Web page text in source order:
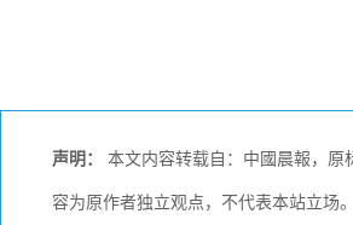
声明： 本文内容转载自：中國晨報，原
容为原作者独立观点，不代表本站立场